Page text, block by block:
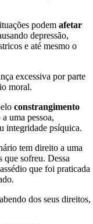
podem afetar
depressão,
e até mesmo o
excessiva por parte
moral.
constrangimento
a uma pessoa,
integridade psíquica.
tem direito a uma
que sofreu. Dessa
que foi praticada
dos seus direitos,